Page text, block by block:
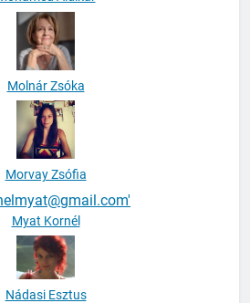
Mohamed Aldikar
Molnár Zsóka
Morvay Zsófia
Myat Kornél